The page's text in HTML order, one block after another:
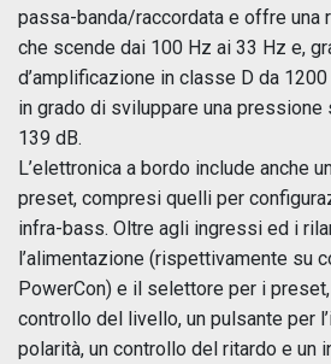
passa-banda/raccordata e offre una
che scende dai 100 Hz ai 33 Hz e,
d’amplificazione in classe D da
in grado di sviluppare una pressione
139 dB.
L’elettronica a bordo include anche
preset, compresi quelli per
infra-bass. Oltre agli ingressi ed i
l’alimentazione (rispettivamente su
PowerCon) e il selettore per i
controllo del livello, un pulsante per
polarità, un controllo del ritardo e un